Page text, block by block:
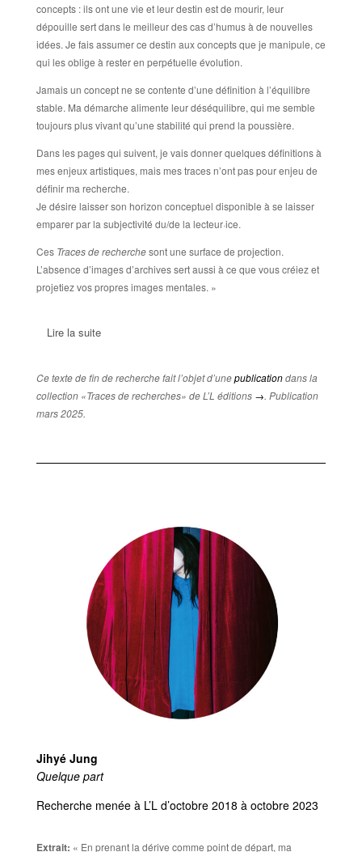
concepts : ils ont une vie et leur destin est de mourir, leur
dépouille sert dans le meilleur des cas d’humus à de nouvelles
idées. Je fais assumer ce destin aux concepts que je manipule, ce
qui les oblige à rester en perpétuelle évolution.
Jamais un concept ne se contente d’une définition à l’équilibre
stable. Ma démarche alimente leur déséquilibre, qui me semble
toujours plus vivant qu’une stabilité qui prend la poussière.
Dans les pages qui suivent, je vais donner quelques définitions à
mes enjeux artistiques, mais mes traces n’ont pas pour enjeu de
définir ma recherche.
Je désire laisser son horizon conceptuel disponible à se laisser
emparer par la subjectivité du/de la lecteur·ice.
Ces Traces de recherchesont une surface de projection.
L’absence d’images d’archives sert aussi à ce que vous créiez et
projetiez vos propres images mentales. »
Lire la suite
Ce texte de fin de recherche fait l’objet d’unepublicationdans la
collection «Traces de recherches» de L’L éditions →. Publication
mars 2025.
Jihyé Jung
Quelque part
Recherche menée à L’L d’octobre 2018 à octobre 2023
Extrait: « En prenant la dérive comme point de départ, ma